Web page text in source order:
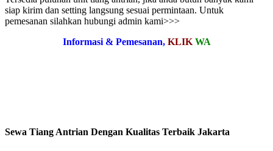
siap kirim dan setting langsung sesuai permintaan. Untuk
pemesanan silahkan hubungi admin kami>>>
Informasi & Pemesanan, KLIK WA
Sewa Tiang Antrian Dengan Kualitas Terbaik Jakarta